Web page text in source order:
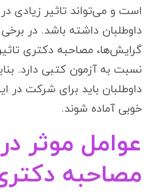
است و می‌تواند تاثیر زیادی
داوطلبان داشته باشد. در
گرایش‌ها، مصاحبه دکتری
نسبت به آزمون کتبی دارد.
داوطلبان باید برای شرکت در
خوبی آماده شوند.
عوامل موثر در
مصاحبه